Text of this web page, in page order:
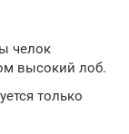
челок
высокий лоб.
только